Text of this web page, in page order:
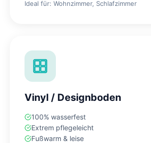
Ideal für: Wohnzimmer, Schlafzimmer
Vinyl / Designboden
100% wasserfest
Extrem pflegeleicht
Fußwarm & leise